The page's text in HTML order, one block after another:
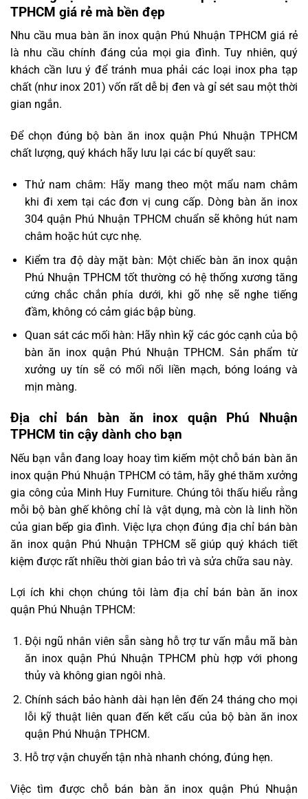
TPHCM giá rẻ mà bền đẹp
Nhu cầu mua bàn ăn inox quận Phú Nhuận TPHCM giá rẻ
là nhu cầu chính đáng của mọi gia đình. Tuy nhiên, quý
khách cần lưu ý để tránh mua phải các loại inox pha tạp
chất (như inox 201) vốn rất dễ bị đen và gỉ sét sau một thời
gian ngắn.
Để chọn đúng bộ bàn ăn inox quận Phú Nhuận TPHCM
chất lượng, quý khách hãy lưu lại các bí quyết sau:
Thử nam châm: Hãy mang theo một mẩu nam châm
khi đi xem tại các đơn vị cung cấp. Dòng bàn ăn inox
304 quận Phú Nhuận TPHCM chuẩn sẽ không hút nam
châm hoặc hút cực nhẹ.
Kiểm tra độ dày mặt bàn: Một chiếc bàn ăn inox quận
Phú Nhuận TPHCM tốt thường có hệ thống xương tăng
cứng chắc chắn phía dưới, khi gõ nhẹ sẽ nghe tiếng
đầm, không có cảm giác bập bùng.
Quan sát các mối hàn: Hãy nhìn kỹ các góc cạnh của bộ
bàn ăn inox quận Phú Nhuận TPHCM. Sản phẩm từ
xưởng uy tín sẽ có mối nối liền mạch, bóng loáng và
mịn màng.
Địa chỉ bán bàn ăn inox quận Phú Nhuận
TPHCM tin cậy dành cho bạn
Nếu bạn vẫn đang loay hoay tìm kiếm một chỗ bán bàn ăn
inox quận Phú Nhuận TPHCM có tâm, hãy ghé thăm xưởng
gia công của Minh Huy Furniture. Chúng tôi thấu hiểu rằng
mỗi bộ bàn ghế không chỉ là vật dụng, mà còn là linh hồn
của gian bếp gia đình. Việc lựa chọn đúng địa chỉ bán bàn
ăn inox quận Phú Nhuận TPHCM sẽ giúp quý khách tiết
kiệm được rất nhiều thời gian bảo trì và sửa chữa sau này.
Lợi ích khi chọn chúng tôi làm địa chỉ bán bàn ăn inox
quận Phú Nhuận TPHCM:
Đội ngũ nhân viên sẵn sàng hỗ trợ tư vấn mẫu mã bàn
ăn inox quận Phú Nhuận TPHCM phù hợp với phong
thủy và không gian ngôi nhà.
Chính sách bảo hành dài hạn lên đến 24 tháng cho mọi
lỗi kỹ thuật liên quan đến kết cấu của bộ bàn ăn inox
quận Phú Nhuận TPHCM.
Hỗ trợ vận chuyển tận nhà nhanh chóng, đúng hẹn.
Việc tìm được chỗ bán bàn ăn inox quận Phú Nhuận